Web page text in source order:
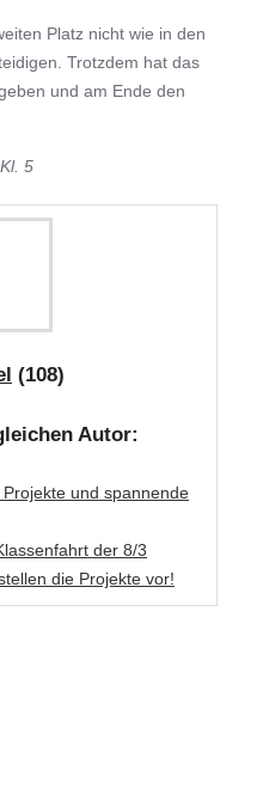
Platz nicht wie in den
Trotzdem hat das
und am Ende den
5
(108)
Autor:
und spannende
der 8/3
die Projekte vor!